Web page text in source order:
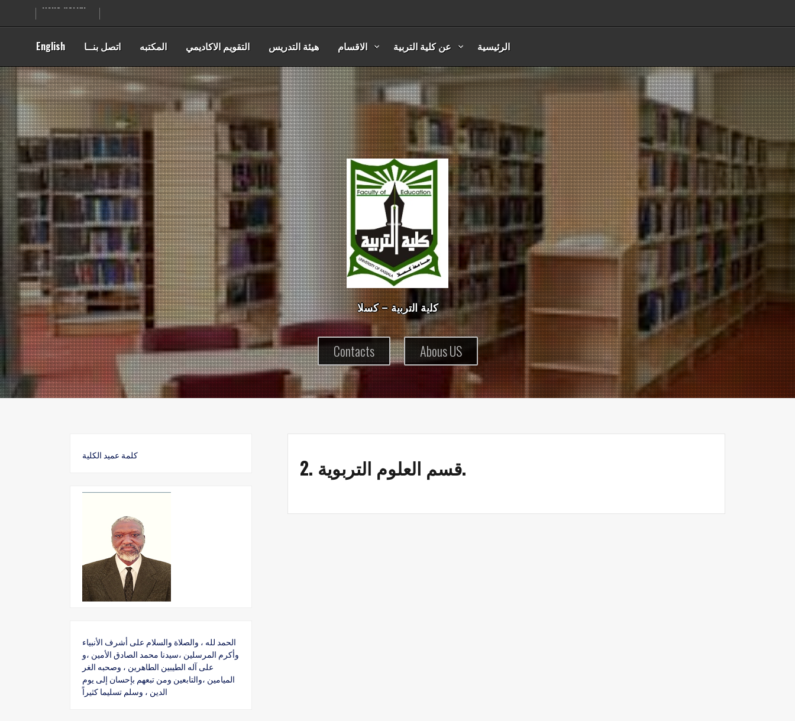
Hello world!
English اتصل بنــا المكتبه التقويم الاكاديمي هيئة التدريس الاقسام عن كلية التربية الرئيسية
كلية التربية– كسل
Contacts Abous US
2. قسم العلوم التربوية. كلمة عميد الكلية
الحمد لله ، والصلاة والسلام على أشرف الأنبياء
وأكرم المرسلين ،سيدنا محمد الصادق الأمين ،و
على آله الطيبين الطاهرين ، وصحبه الغر
الميامين ،والتابعين ومن تبعهم بإحسان إلى يوم
الدين ، وسلم تسليما كثيراً